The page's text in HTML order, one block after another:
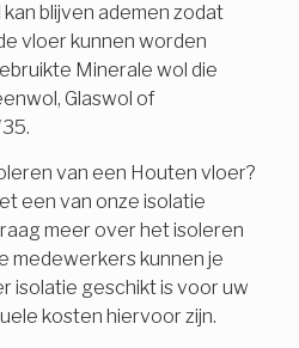
blijven ademen zodat
vloer kunnen worden
Minerale wol die
Glaswol of
van een Houten vloer?
een van onze isolatie
meer over het isoleren
medewerkers kunnen je
isolatie geschikt is voor uw
kosten hiervoor zijn.